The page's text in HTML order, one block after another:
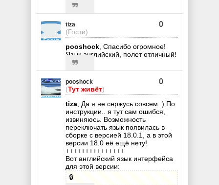
tiza
(Гости)
0
pooshock , Спасибо огромное!
Язык английский, полет отличный!
pooshock
(Тут живёт)
0
tiza , Да я не сержусь совсем :) По
инструкции.. я тут сам ошибся,
извиняюсь. Возможность
переключать язык появилась в
сборке с версией 18.0.1, а в этой
версии 18.0 её ещё нету!
+++++++++++++++
Вот английский язык интерфейса
для этой версии:
🔒